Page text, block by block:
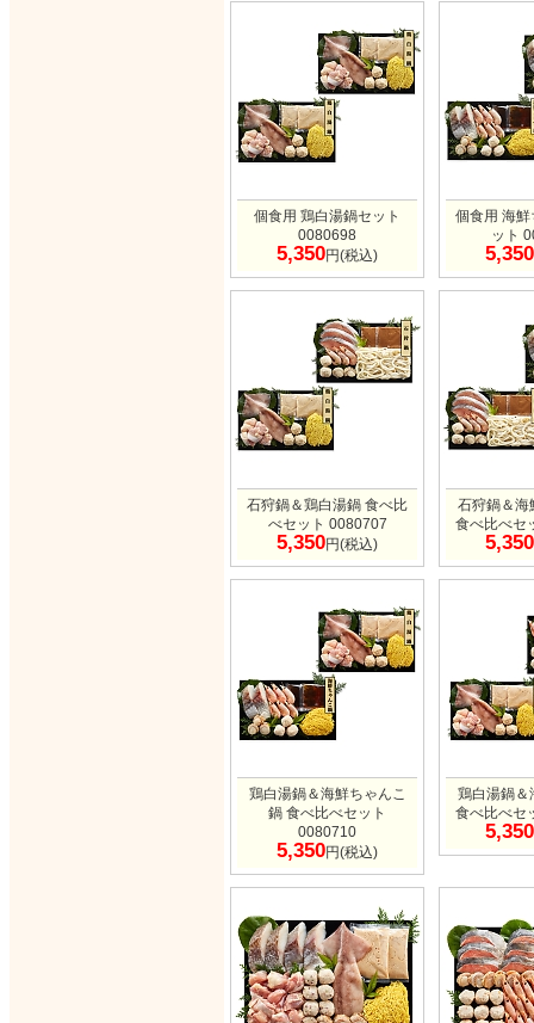
個食用 鶏白湯鍋セット
0080698
5,350円(税込)
個食用 海
ット
5,350
石狩鍋＆鶏白湯鍋 食べ比
べセット 0080707
5,350円(税込)
石狩鍋＆海
食べ比べセ
5,350
鶏白湯鍋＆海鮮ちゃんこ
鍋 食べ比べセット
0080710
5,350円(税込)
鶏白湯鍋＆
食べ比べセ
5,350